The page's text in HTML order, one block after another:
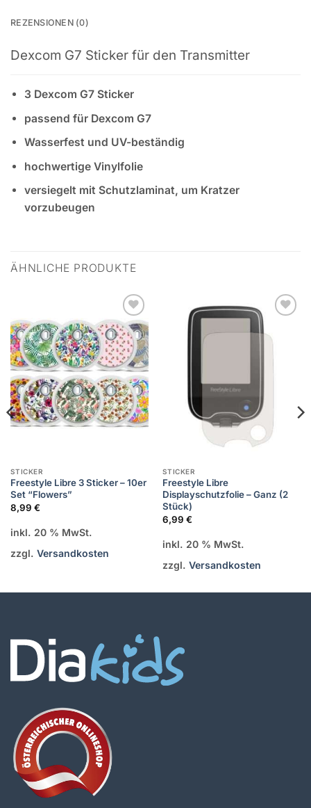
REZENSIONEN (0)
Dexcom G7 Sticker für den Transmitter
3 Dexcom G7 Sticker
passend für Dexcom G7
Wasserfest und UV-beständig
hochwertige Vinylfolie
versiegelt mit Schutzlaminat, um Kratzer
vorzubeugen
ÄHNLICHE PRODUKTE
Zur
Wunschliste
hinzufügen
STICKER
Freestyle Libre 3 Sticker – 10er
Set “Flowers”
8,99 €
inkl. 20 % MwSt.
zzgl. Versandkosten
Wunschliste
STICKER
Freestyle Libre
Displayschutzfolie – Ganz (2
Stück)
6,99 €
inkl. 20 % MwSt.
zzgl. Versandkosten